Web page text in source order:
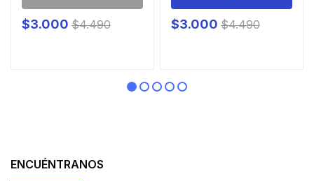
$3.000 $4.490 $3.000 $4.490
ENCUÉNTRANOS